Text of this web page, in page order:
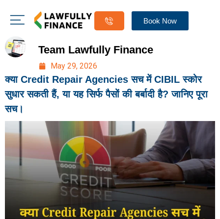
Book Now
Team Lawfully Finance
May 29, 2026
क्या Credit Repair Agencies सच में CIBIL स्कोर
सुधार सकती हैं, या यह सिर्फ पैसों की बर्बादी है? जानिए पूरा
सच।